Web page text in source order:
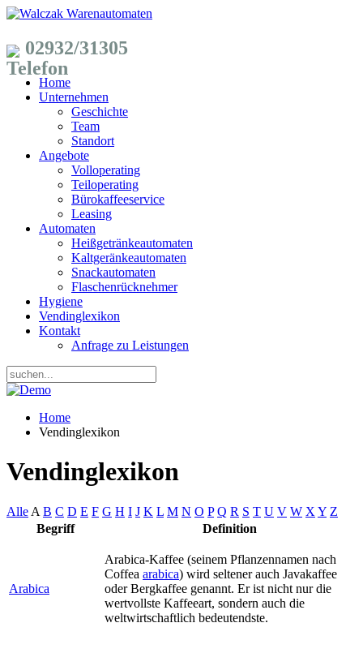
02932/31305
Home
Unternehmen
Geschichte
Team
Standort
Angebote
Volloperating
Teiloperating
Bürokaffeeservice
Leasing
Automaten
Heißgetränkeautomaten
Kaltgeränkeautomaten
Snackautomaten
Flaschenrücknehmer
Hygiene
Vendinglexikon
Kontakt
Anfrage zu Leistungen
Home
Vendinglexikon
Vendinglexikon
Alle A B C D E F G H I J K L M N O P Q R S T U V W X Y Z
Begriff
Definition
Arabica
Arabica-Kaffee (seinem Pflanzennamen nach
Coffea arabica) wird seltener auch Javakaffee
oder Bergkaffee genannt. Er ist nicht nur die
wertvollste Kaffeeart, sondern auch die
weltwirtschaftlich bedeutendste.